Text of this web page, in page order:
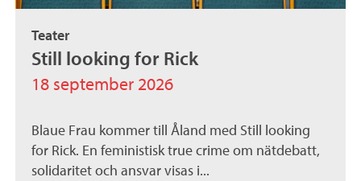
Teater
Still looking for Rick
18 september 2026
Blaue Frau kommer till Åland med Still looking
for Rick. En feministisk true crime om nätdebatt,
solidaritet och ansvar visas i...